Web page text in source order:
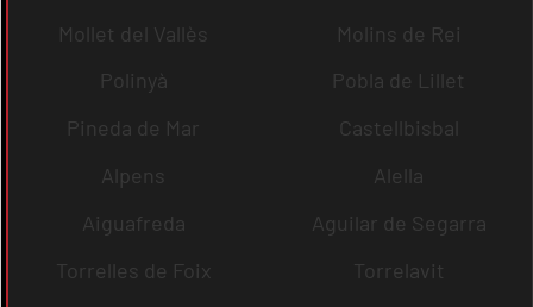
Mollet del Vallès
Molins de Rei
Polinyà
Pobla de Lillet
Pineda de Mar
Castellbisbal
Alpens
Alella
Aiguafreda
Aguilar de Segarra
Torrelles de Foix
Torrelavit